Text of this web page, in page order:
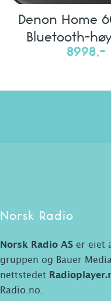
Denon Home
Bluetooth-
8998,-
Norsk Radio
Norsk Radio AS er eiet
gruppen og Bauer
nettstedet
Radio.no.